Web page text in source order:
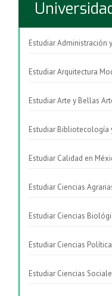
Estudiar Administración
Estudiar Arquitectura
Estudiar Arte y Bellas
Estudiar Bibliotecología
Estudiar Calidad en
Estudiar Ciencias
Estudiar Ciencias
Estudiar Ciencias
Estudiar Ciencias